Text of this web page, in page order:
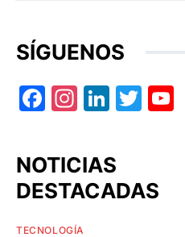
SÍGUENOS
Facebook
Instagram
LinkedIn
NOTICIAS
DESTACADAS
TECNOLOGÍA